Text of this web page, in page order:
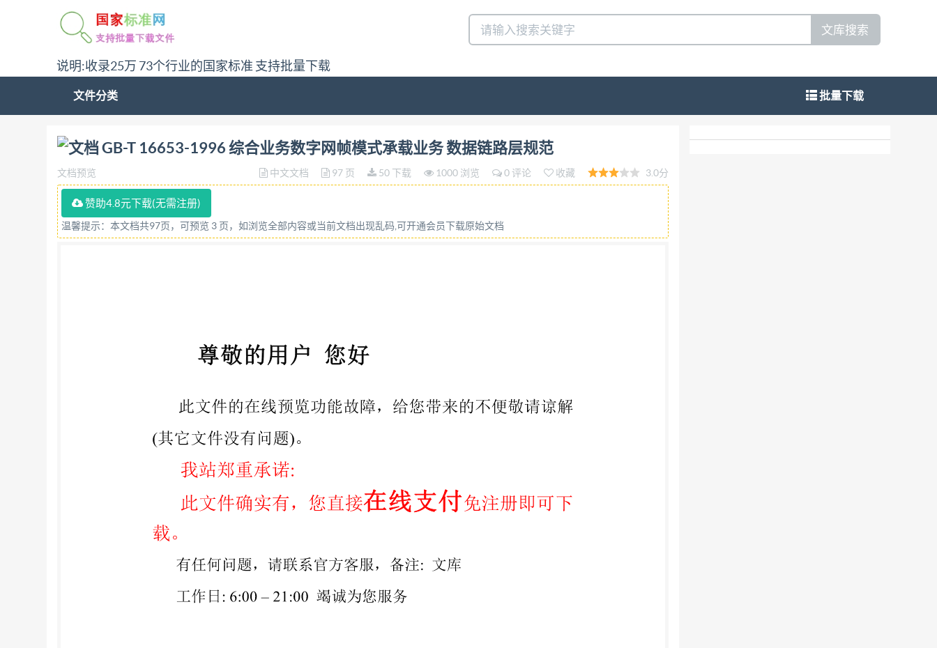
说明:收录25万 73个行业的国家标准 支持批量下载
文库搜索
文件分类 批量下载
问:哪里下载GB-T 16653-1996 综合业务数字网帧模式承载业务 数据链路层规范答:请联系微信:siduwenku
GB-T 16653-1996 综合业务数字网帧模式承载业务 数据链路层规范
文档预览 中文文档 97 页 50 下载 1000 浏览 0 评论 收藏 3.0分
赞助4.8元下载(无需注册)
温馨提示：本文档共97页，可预览 3 页，如浏览全部内容或当前文档出现乱码,可开通会员下载原始文档